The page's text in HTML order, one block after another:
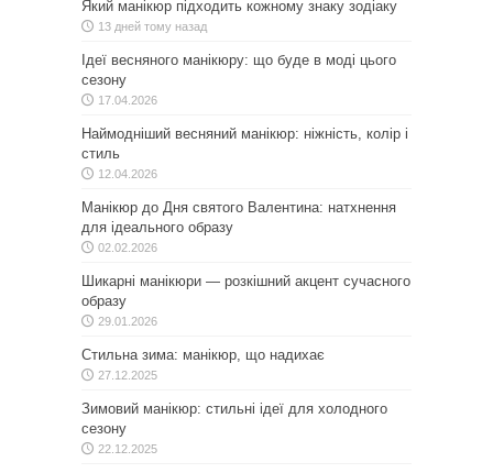
Який манікюр підходить кожному знаку зодіаку
13 дней тому назад
Ідеї весняного манікюру: що буде в моді цього
сезону
17.04.2026
Наймодніший весняний манікюр: ніжність, колір і
стиль
12.04.2026
Манікюр до Дня святого Валентина: натхнення
для ідеального образу
02.02.2026
Шикарні манікюри — розкішний акцент сучасного
образу
29.01.2026
Стильна зима: манікюр, що надихає
27.12.2025
Зимовий манікюр: стильні ідеї для холодного
сезону
22.12.2025